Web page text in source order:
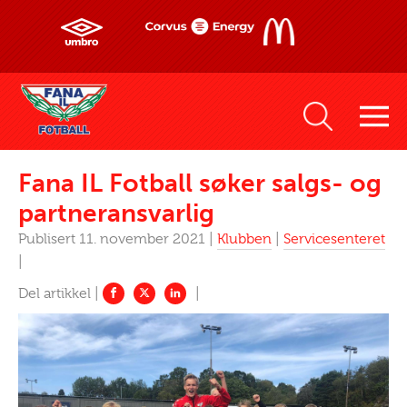
Fana IL Fotball søker salgs- og
partneransvarlig
Publisert 11. november 2021 | Klubben
Servicesenteret